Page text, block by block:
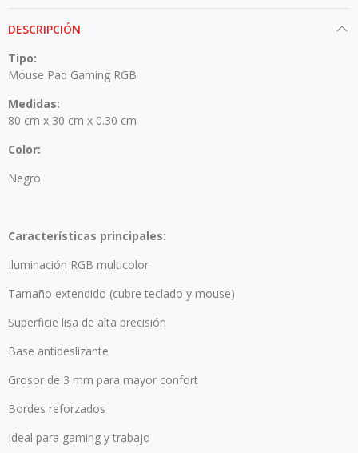
DESCRIPCIÓN
Tipo:
Mouse Pad Gaming RGB
Medidas:
80 cm x 30 cm x 0.30 cm
Color:
Negro
Características principales:
Iluminación RGB multicolor
Tamaño extendido (cubre teclado y mouse)
Superficie lisa de alta precisión
Base antideslizante
Grosor de 3 mm para mayor confort
Bordes reforzados
Ideal para gaming y trabajo